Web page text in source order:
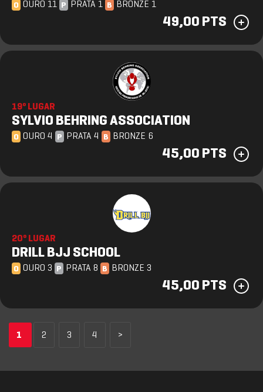
O OURO 11 P PRATA 1 B BRONZE 1
49,00 PTS
19º LUGAR
SYLVIO BEHRING ASSOCIATION
O OURO 4 P PRATA 4 B BRONZE 6
45,00 PTS
20º LUGAR
DRILL BJJ SCHOOL
O OURO 3 P PRATA 8 B BRONZE 3
45,00 PTS
1 2 3 4 >